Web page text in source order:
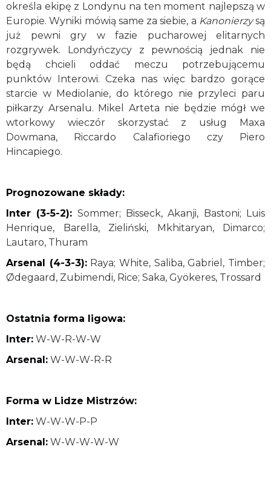
określa ekipę z Londynu na ten moment najlepszą w
Europie. Wyniki mówią same za siebie, a Kanonierzysą
już pewni gry w fazie pucharowej elitarnych
rozgrywek. Londyńczycy z pewnością jednak nie
będą chcieli oddać meczu potrzebującemu
punktów Interowi. Czeka nas więc bardzo gorące
starcie w Mediolanie, do którego nie przyleci paru
piłkarzy Arsenalu. Mikel Arteta nie będzie mógł we
wtorkowy wieczór skorzystać z usług Maxa
Dowmana, Riccardo Calafioriego czy Piero
Hincapiego.
Prognozowane składy:
Inter (3-5-2): Sommer; Bisseck, Akanji, Bastoni; Luis
Henrique, Barella, Zieliński, Mkhitaryan, Dimarco;
Lautaro, Thuram
Arsenal (4-3-3):Raya; White, Saliba, Gabriel, Timber;
Ødegaard, Zubimendi, Rice; Saka, Gyökeres, Trossard
Ostatnia forma ligowa:
Inter: W-W-R-W-W
Arsenal: W-W-W-R-R
Forma w Lidze Mistrzów:
Inter: W-W-W-P-P
Arsenal: W-W-W-W-W